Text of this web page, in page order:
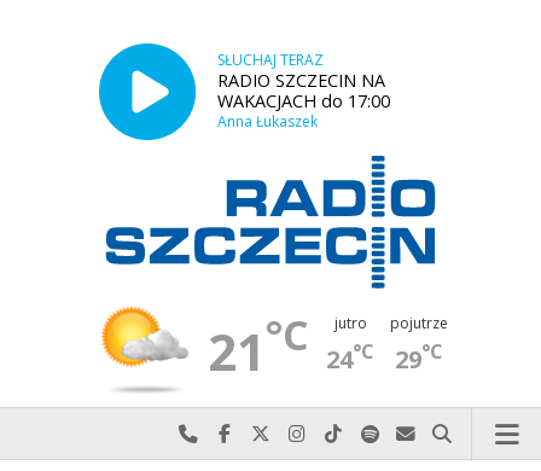
SŁUCHAJ TERAZ
RADIO SZCZECIN NA
WAKACJACH do 17:00
Anna Łukaszek
21°C jutro
24°C
pojutrze
29°C
Najlepiej po prostu do nas zadzwoń
Odwiedź nas na Facebook-u
Odwiedź nas na X
Odwiedź nas na Instagram-ie
Odwiedź nas na TikTok-u
Szukaj nas na Spotify
Wyślij do nas
Szukaj